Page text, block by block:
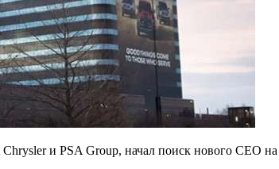
и PSA Group, начал поиск нового CEO